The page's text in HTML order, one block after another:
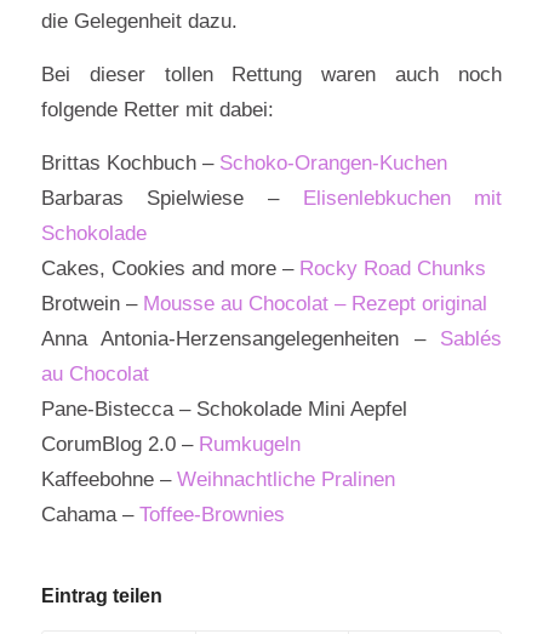
die Gelegenheit dazu.
Bei dieser tollen Rettung waren auch noch
folgende Retter mit dabei:
Brittas Kochbuch – Schoko-Orangen-Kuchen
Barbaras Spielwiese – Elisenlebkuchen mit
Schokolade
Cakes, Cookies and more – Rocky Road Chunks
Brotwein – Mousse au Chocolat – Rezept original
Anna Antonia-Herzensangelegenheiten – Sablés
au Chocolat
Pane-Bistecca – Schokolade Mini Aepfel
CorumBlog 2.0 – Rumkugeln
Kaffeebohne – Weihnachtliche Pralinen
Cahama – Toffee-Brownies
Eintrag teilen